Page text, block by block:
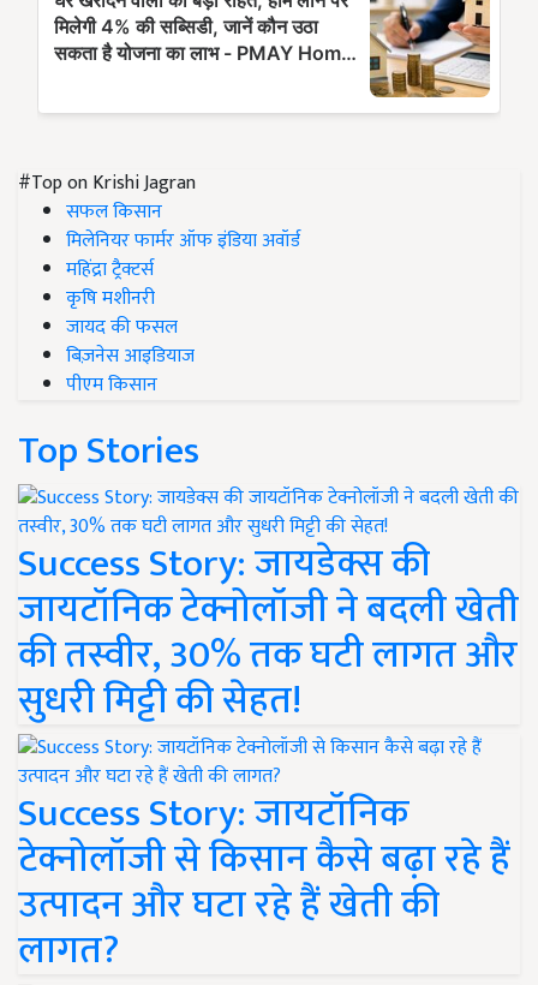
#Top on Krishi Jagran
सफल किसान
मिलेनियर फार्मर ऑफ इंडिया अवॉर्ड
महिंद्रा ट्रैक्टर्स
कृषि मशीनरी
जायद की फसल
बिज़नेस आइडियाज
पीएम किसान
Top Stories
Success Story: जायडेक्स की
जायटॉनिक टेक्नोलॉजी ने बदली खेती
की तस्वीर, 30% तक घटी लागत और
सुधरी मिट्टी की सेहत!
Success Story: जायटॉनिक
टेक्नोलॉजी से किसान कैसे बढ़ा रहे हैं
उत्पादन और घटा रहे हैं खेती की
लागत?